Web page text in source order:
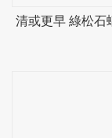
清或更早 綠松石